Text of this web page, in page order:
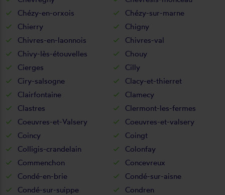
Chézy-en-orxois
Chézy-sur-marne
Chierry
Chigny
Chivres-en-laonnois
Chivres-val
Chivy-lès-étouvelles
Chouy
Cierges
Cilly
Ciry-salsogne
Clacy-et-thierret
Clairfontaine
Clamecy
Clastres
Clermont-les-fermes
Coeuvres-et-Valsery
Coeuvres-et-valsery
Coincy
Coingt
Colligis-crandelain
Colonfay
Commenchon
Concevreux
Condé-en-brie
Condé-sur-aisne
Condé-sur-suippe
Condren